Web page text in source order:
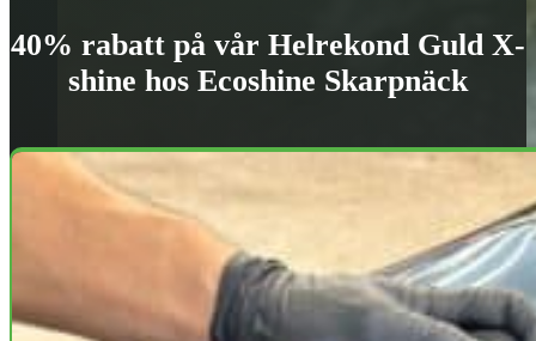
40% rabatt på vår Helrekond Guld X-
shine hos Ecoshine Skarpnäck